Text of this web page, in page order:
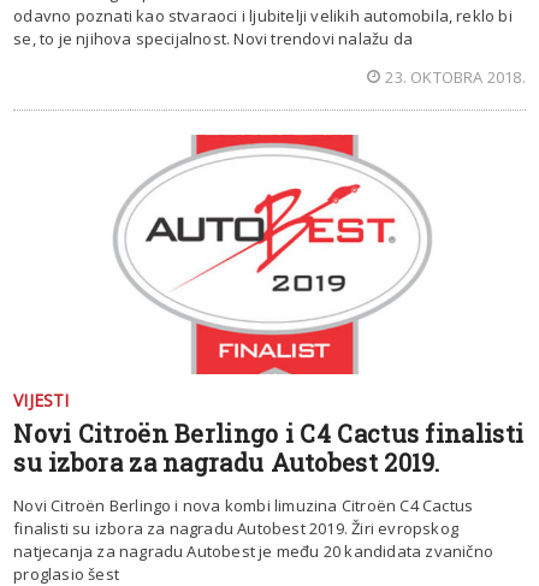
odavno poznati kao stvaraoci i ljubitelji velikih automobila, reklo bi
se, to je njihova specijalnost. Novi trendovi nalažu da
23. OKTOBRA 2018.
VIJESTI
Novi Citroën Berlingo i C4 Cactus finalisti
su izbora za nagradu Autobest 2019.
Novi Citroën Berlingo i nova kombi limuzina Citroën C4 Cactus
finalisti su izbora za nagradu Autobest 2019. Žiri evropskog
natjecanja za nagradu Autobest je među 20 kandidata zvanično
proglasio šest